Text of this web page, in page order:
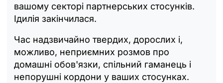
вашому секторі партнерських стосунків.
Ідилія закінчилася.
Час надзвичайно твердих, дорослих і,
можливо, неприємних розмов про
домашні обов'язки, спільний гаманець і
непорушні кордони у ваших стосунках.